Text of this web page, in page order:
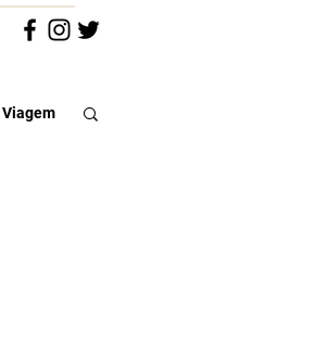
Viagem